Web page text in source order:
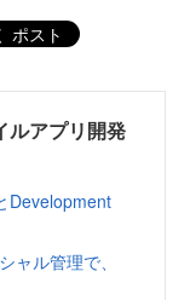
ポスト
ルアプリ開発
Development
ャル管理で、